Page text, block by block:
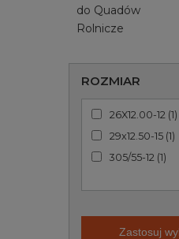
do Quadów
Rolnicze
ROZMIAR
26X12.00-12 (1)
29x12.50-15 (1)
305/55-12 (1)
Zastosuj